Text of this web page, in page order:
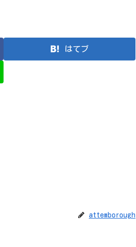
はてブ
attemborough